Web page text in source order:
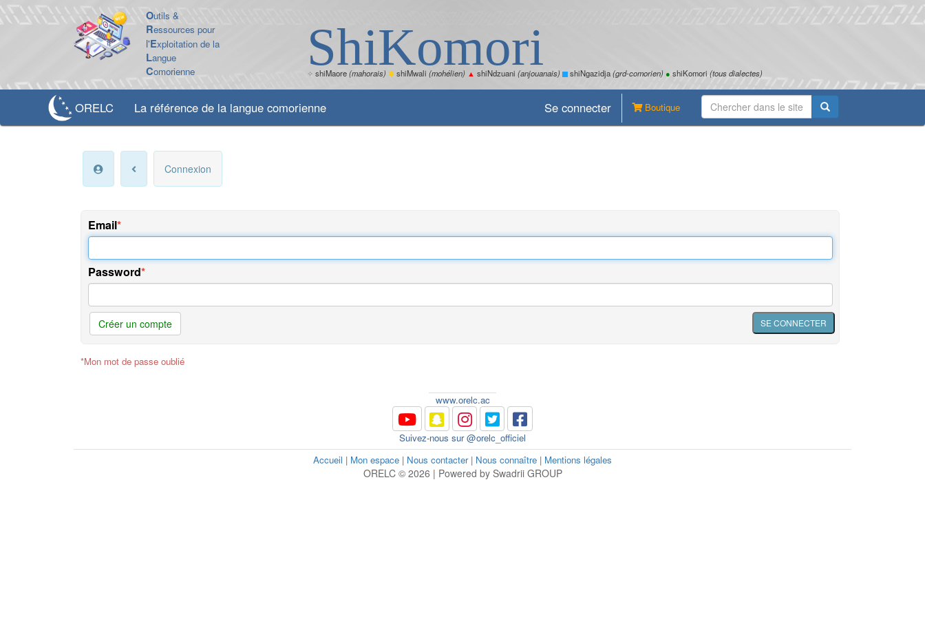
Outils &
Ressources pour
l'Exploitation de la
Langue
Comorienne ShiKomori
✧ shiMaore(mahorais) ✽shiMwali (mohélien) ▲ shiNdzuani (anjouanais) shiNgazidja(grd-comorien) ● shiKomori (tous dialectes)
ORELC La référence de la langue comorienne Boutique
Se connecter
Connexion
Email
Password
Créer un compte
*Mon mot de passe oublié
www.orelc.ac
Suivez-nous sur @orelc_officiel
Accueil | Mon espace | Nous contacter| Nous connaître | Mentions légales
ORELC © 2026 | Powered by Swadrii GROUP